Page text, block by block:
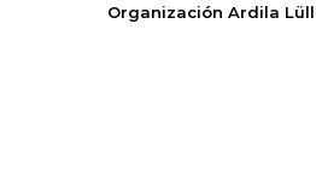
Organización Ardila